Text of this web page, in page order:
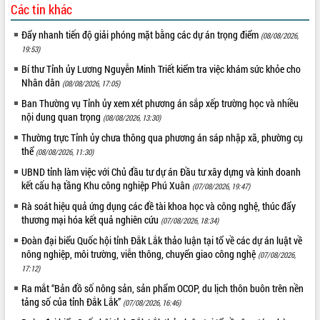
UBND tỉnh họp báo định kỳ tháng 4
năm 2026
Hội thảo khoa học “Giải pháp thúc đẩy
Đắk Lắk”
Tăng cường giám sát, đôn đốc thực
hiện nhiệm vụ quản lý tài sản công
hàng tuần
Tháo gỡ những vướng mắc, đẩy mạnh
công tác cải cách thủ tục hành chính
tại Trung tâm Phục vụ hành chính
công tỉnh
Đắk Lắk: Tôn vinh 46 giải pháp tại Hội
thi Sáng tạo Kỹ thuật 2024 - 2025
về phát triển nuôi trồng thủy sản
Phó Chủ tịch UBND tỉnh Đắk Lắk
Trương Công Thái kiểm tra thực địa
Dự án cao tốc Khánh Hòa - Buôn Ma
Thuột
Các tin khác
Đẩy nhanh tiến độ giải phóng mặt bằng các dự án trọng điểm (08/08/2026,
19:53)
Bí thư Tỉnh ủy Lương Nguyễn Minh Triết kiểm tra việc khám sức khỏe cho
Nhân dân (08/08/2026, 17:05)
Ban Thường vụ Tỉnh ủy xem xét phương án sắp xếp trường học và nhiều
nội dung quan trọng (08/08/2026, 13:30)
Thường trực Tỉnh ủy chưa thông qua phương án sáp nhập xã, phường cụ
thể (08/08/2026, 11:30)
UBND tỉnh làm việc với Chủ đầu tư dự án Đầu tư xây dựng và kinh doanh
kết cấu hạ tầng Khu công nghiệp Phú Xuân (07/08/2026, 19:47)
Rà soát hiệu quả ứng dụng các đề tài khoa học và công nghệ, thúc đẩy
thương mại hóa kết quả nghiên cứu (07/08/2026, 18:34)
Đoàn đại biểu Quốc hội tỉnh Đắk Lắk thảo luận tại tổ về các dự án luật về
nông nghiệp, môi trường, viễn thông, chuyển giao công nghệ (07/08/2026,
17:12)
Ra mắt “Bản đồ số nông sản, sản phẩm OCOP, du lịch thôn buôn trên nền
tảng số của tỉnh Đắk Lắk” (07/08/2026, 16:46)